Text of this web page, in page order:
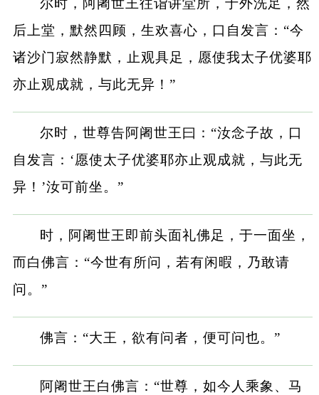
尔时，阿阇世王往诣讲堂所，于外洗足，然
后上堂，默然四顾，生欢喜心，口自发言：“今
诸沙门寂然静默，止观具足，愿使我太子优婆耶
亦止观成就，与此无异！”
尔时，世尊告阿阇世王曰：“汝念子故，口
自发言：‘愿使太子优婆耶亦止观成就，与此无
异！’汝可前坐。”
时，阿阇世王即前头面礼佛足，于一面坐，
而白佛言：“今世有所问，若有闲暇，乃敢请
问。”
佛言：“大王，欲有问者，便可问也。”
阿阇世王白佛言：“世尊，如今人乘象、马